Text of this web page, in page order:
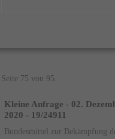
Seite 75 von 95.
Kleine Anfrage - 02.
2020 - 19/24911
Bundesmittel zur Bekämpfung